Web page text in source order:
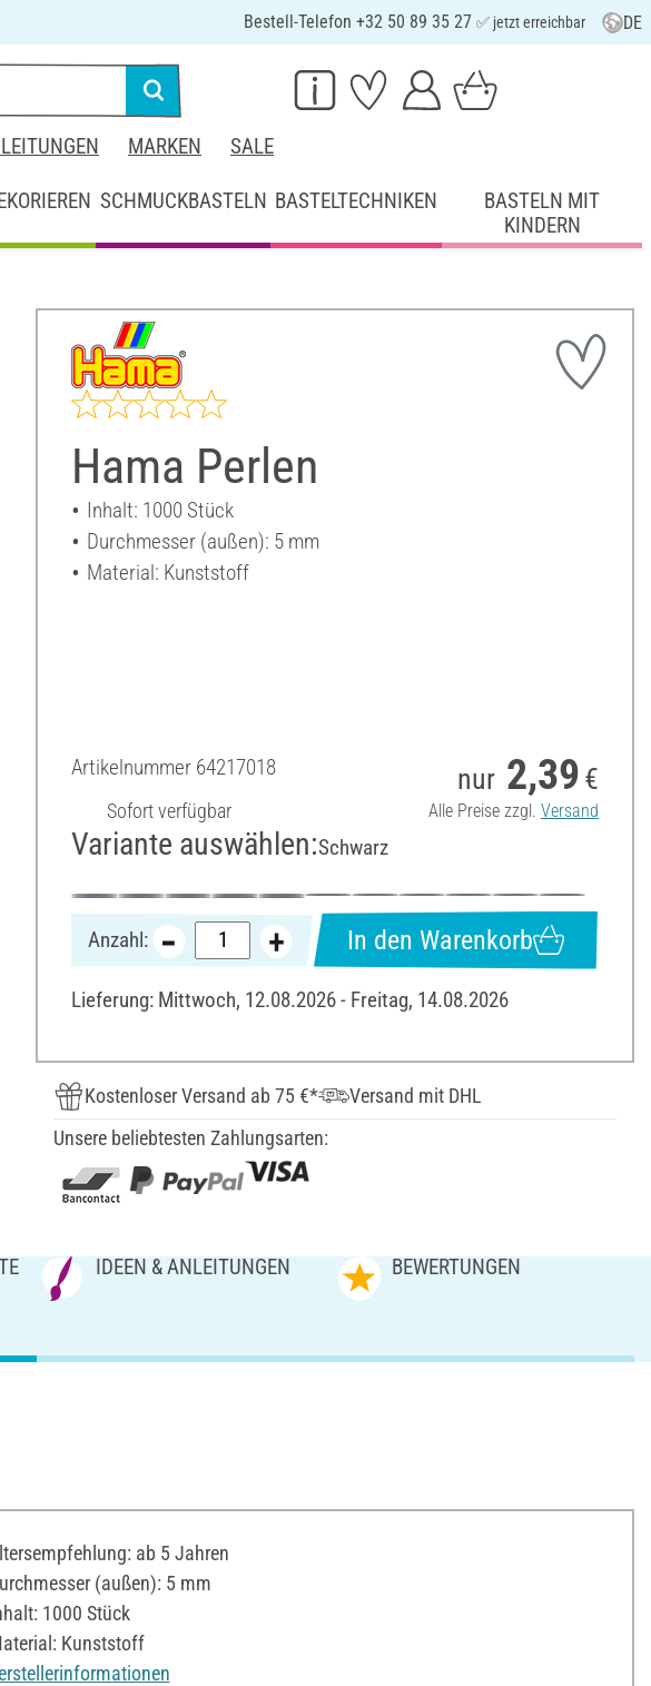
Bestell-Telefon +32 50 89 35 27 ✅ jetzt erreichbar DE
MARKEN SALE
SCHMUCKBASTELN BASTELTECHNIKEN
BASTELN MIT
KINDERN
Hama Perlen
Inhalt: 1000 Stück
Durchmesser (außen): 5 mm
Material: Kunststoff
Artikelnummer 64217018
Sofort verfügbar
nur 2,39 €
Alle Preise zzgl. Versand
Variante auswählen:Schwarz
Anzahl: In den Warenkorb
Lieferung: Mittwoch, 12.08.2026 - Freitag, 14.08.2026
Kostenloser Versand ab 75 €*
Versand mit DHL
Unsere beliebtesten Zahlungsarten:
IDEEN & ANLEITUNGEN BEWERTUNGEN
ab 5 Jahren
(außen): 5 mm
1000 Stück
Kunststoff